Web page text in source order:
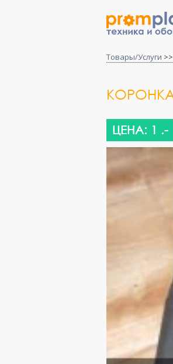
Товары/Услуги >>
КОРОНКА
ЦЕНА: 1 .-